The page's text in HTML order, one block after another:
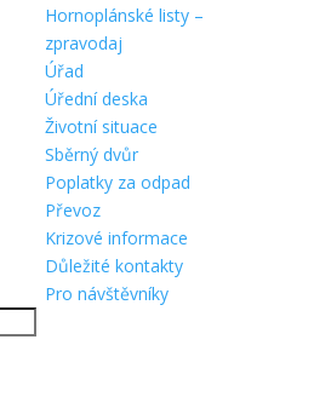
Hornoplánské listy –
zpravodaj
Úřad
Úřední deska
Životní situace
Sběrný dvůr
Poplatky za odpad
Převoz
Krizové informace
Důležité kontakty
Pro návštěvníky